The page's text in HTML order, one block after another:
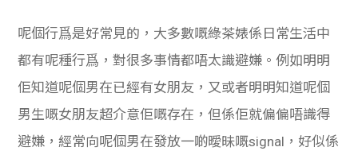
呢個行爲是好常見的，大多數嘅綠茶婊係日常生活中
都有呢種行爲，對很多事情都唔太識避嫌。例如明明
佢知道呢個男在已經有女朋友，又或者明明知道呢個
男生嘅女朋友超介意佢嘅存在，但係佢就偏偏唔識得
避嫌，經常向呢個男在發放一啲曖昧嘅signal，好似係